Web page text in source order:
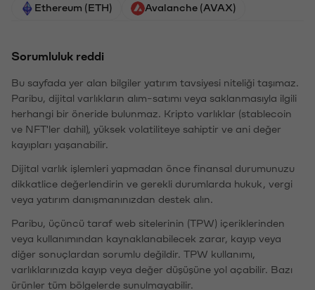
Ethereum (ETH) Avalanche (AVAX)
Sorumluluk reddi
Bu sayfada yer alan bilgiler yatırım tavsiyesi niteliği taşımaz.
Paribu, dijital varlıkların alım-satımı veya saklanmasıyla ilgili
herhangi bir öneride bulunmaz. Kripto varlıklar (stablecoin
ve NFT'ler dahil), yüksek volatiliteye sahiptir ve ani değer
kayıpları yaşanabilir.
Dijital varlık işlemleri yapmadan önce finansal durumunuzu
dikkatlice değerlendirin ve gerekli durumlarda hukuk, vergi
veya yatırım danışmanınızdan destek alın.
Paribu, üçüncü taraf web sitelerinin (TPW) içeriklerinden
veya kullanımından kaynaklanabilecek zarar, kayıp veya
diğer sonuçlardan sorumlu değildir. TPW kullanımı,
varlıklarınızda kayıp veya değer düşüşüne yol açabilir. Bazı
ürünler tüm bölgelerde sunulmayabilir.